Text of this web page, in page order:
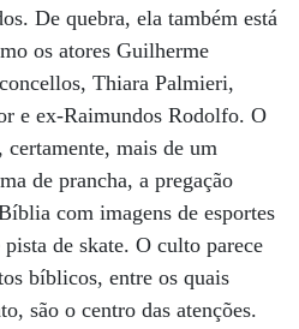
De quebra, ela também está
os atores Guilherme
Thiara Palmieri,
e ex-Raimundos Rodolfo. O
certamente, mais de um
de prancha, a pregação
com imagens de esportes
de skate. O culto parece
bíblicos, entre os quais
são o centro das atenções.